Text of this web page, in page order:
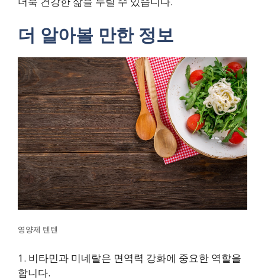
더 알아볼 만한 정보
영양제 텐텐
1. 비타민과 미네랄은 면역력 강화에 중요한 역할을
합니다.